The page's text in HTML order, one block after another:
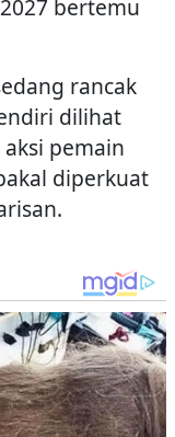
bertemu
rancak
dilihat
pemain
diperkuat